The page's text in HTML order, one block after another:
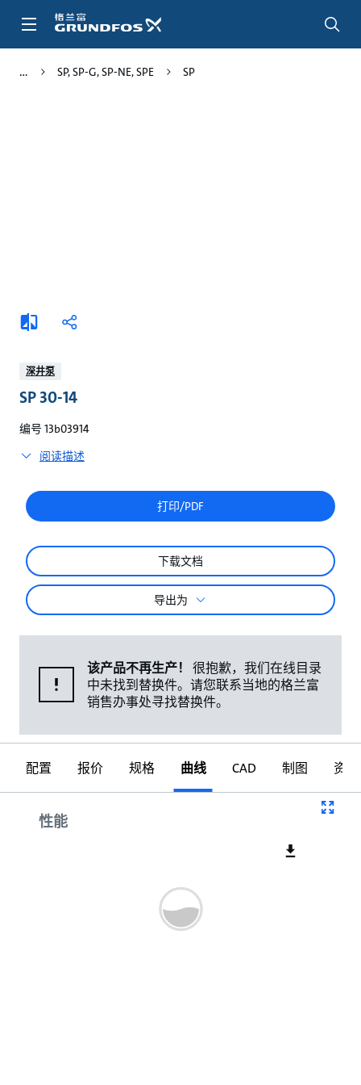
SP, SP-G, SP-NE, SPE SP
添
加
较
分
深井泵
SP 30-14
编号 13b03914
阅读描述
打印/PDF
下载文档
导出为
该产品不再生产！
很抱歉，我们在线目录
中未找到替换件。请您联系当地的格兰富
销售办事处寻找替换件。
配置 报价 规格 曲线 CAD 制图 资料
性能